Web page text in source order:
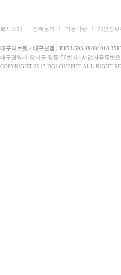
회사소개 장례문의 이용약관 개인정보
대구러브펫 / 대구본점 | T.053.593.4900/
대구광역시 달서구 장동 50번지 | 사업자등록번
COPYRIGHT 2013 DGLOVEPET. ALL RIGHT